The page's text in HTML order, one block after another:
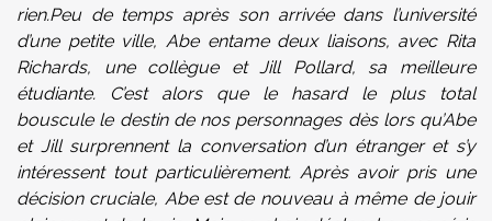
rien.Peu de temps après son arrivée dans l’université
d’une petite ville, Abe entame deux liaisons, avec Rita
Richards, une collègue et Jill Pollard, sa meilleure
étudiante. C’est alors que le hasard le plus total
bouscule le destin de nos personnages dès lors qu’Abe
et Jill surprennent la conversation d’un étranger et s’y
intéressent tout particulièrement. Après avoir pris une
décision cruciale, Abe est de nouveau à même de jouir